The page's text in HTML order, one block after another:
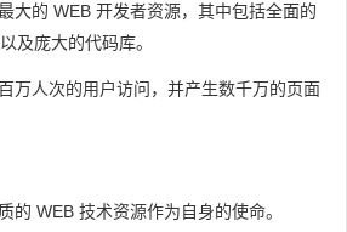
大的 WEB 开发者资源，其中包括全面的
及庞大的代码库。
万人次的用户访问，并产生数千万的页面
的 WEB 技术资源作为自身的使命。